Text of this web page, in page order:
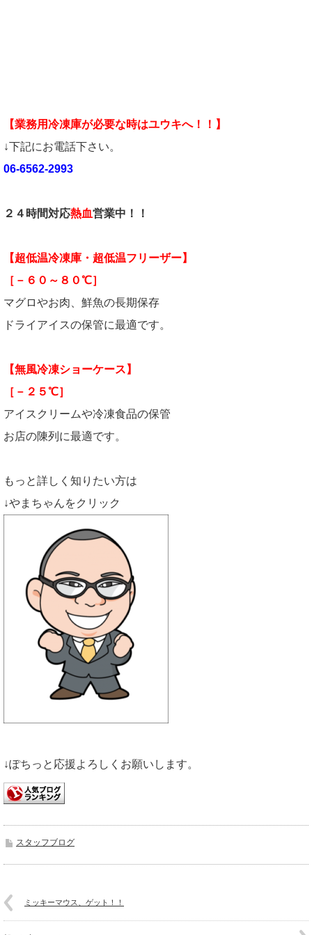
【業務用冷凍庫が必要な時はユウキへ！！】
↓下記にお電話下さい。
06-6562-2993
２４時間対応熱血営業中！！
【超低温冷凍庫・超低温フリーザー】
［－６０～８０℃］
マグロやお肉、鮮魚の長期保存
ドライアイスの保管に最適です。
【無風冷凍ショーケース】
［－２５℃］
アイスクリームや冷凍食品の保管
お店の陳列に最適です。
もっと詳しく知りたい方は
↓やまちゃんをクリック
↓ぽちっと応援よろしくお願いします。
スタッフブログ
ミッキーマウス、ゲット！！